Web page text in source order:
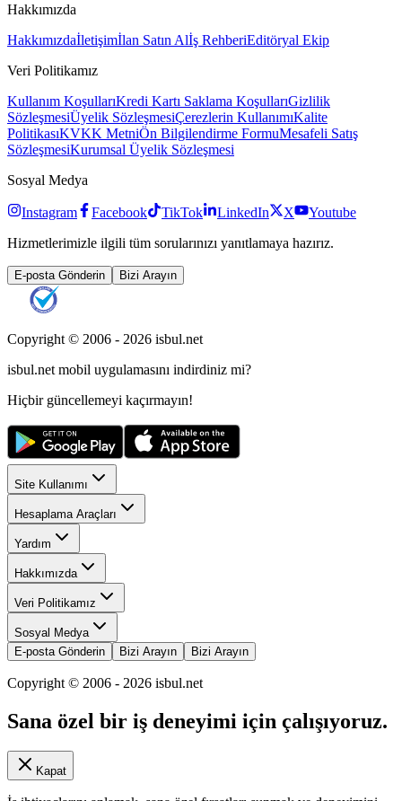
Hakkımızda
Hakkımızdaİletişimİlan Satın Alİş RehberiEditöryal Ekip
Veri Politikamız
Kullanım KoşullarıKredi Kartı Saklama KoşullarıGizlilik
SözleşmesiÜyelik SözleşmesiÇerezlerin KullanımıKalite
PolitikasıKVKK MetniÖn Bilgilendirme FormuMesafeli Satış
SözleşmesiKurumsal Üyelik Sözleşmesi
Sosyal Medya
Instagram Facebook TikTok LinkedIn X
Youtube
Hizmetlerimizle ilgili tüm sorularınızı yanıtlamaya hazırız.
E-posta Gönderin Bizi Arayın
Copyright © 2006 - 2026 isbul.net
isbul.net mobil uygulamasını indirdiniz mi?
Hiçbir güncellemeyi kaçırmayın!
Site Kullanımı
Hesaplama Araçları
Yardım
Hakkımızda
Veri Politikamız
Sosyal Medya
E-posta Gönderin
Bizi Arayın Bizi Arayın
Copyright © 2006 - 2026 isbul.net
Sana özel bir iş deneyimi için çalışıyoruz.
Kapat